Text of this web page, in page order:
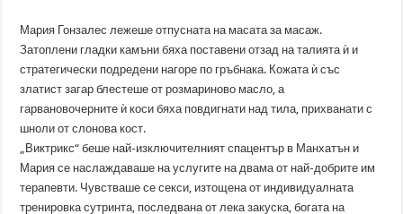
Мария Гонзалес лежеше отпусната на масата за масаж.
Затоплени гладки камъни бяха поставени отзад на талията ѝ и
стратегически подредени нагоре по гръбнака. Кожата ѝ със
златист загар блестеше от розмариново масло, а
гарвановочерните ѝ коси бяха повдигнати над тила, прихванати с
шноли от слонова кост.
„Виктрикс“ беше най-изключителният спацентър в Манхатън и
Мария се наслаждаваше на услугите на двама от най-добрите им
терапевти. Чувстваше се секси, изтощена от индивидуалната
тренировка сутринта, последвана от лека закуска, богата на